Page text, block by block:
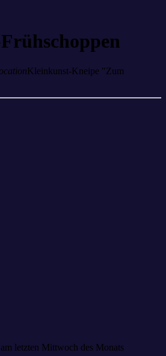
Kleinkunst-Kneipe "Zum
letzten Mittwoch des Monats